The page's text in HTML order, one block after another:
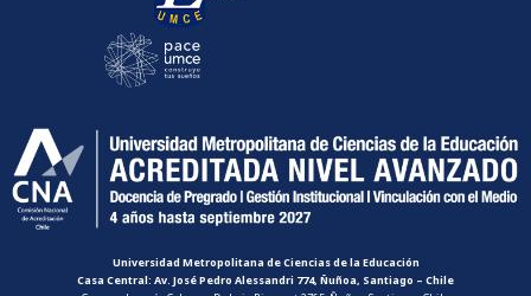
Universidad Metropolitana de Ciencias de la Educación
Casa Central: Av. José Pedro Alessandri 774, Ñuñoa, Santiago – Chile